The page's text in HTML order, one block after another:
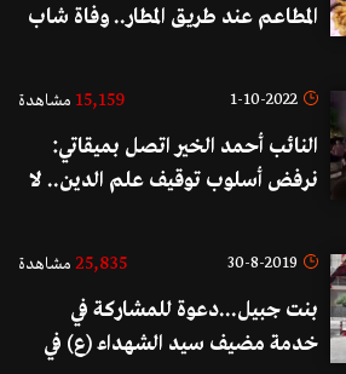
المطاعم عند طريق المطار.. وفاة شاب
1-10-2022
15,159 مشاهدة
النائب أحمد الخير اتصل بميقاتي:
نرفض أسلوب توقيف علم الدين.. لا
مرفوضة
30-8-2019
25,835 مشاهدة
بنت جبيل...دعوة للمشاركة في
خدمة مضيف سيد الشهداء (ع) في